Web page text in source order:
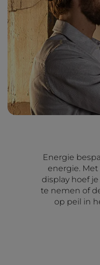
Energie
energie. Met
display hoef
te nemen of
op peil in